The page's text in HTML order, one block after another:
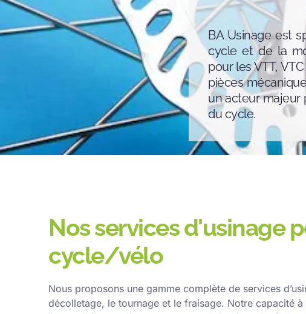
BA Usinage est
cycle et de la
pour les VTT,
pièces
un acteur majeur
du cycle.
Nos services d'usinage
cycle/vélo
Nous proposons une gamme complète de services
décolletage, le tournage et le fraisage. Notre capacité